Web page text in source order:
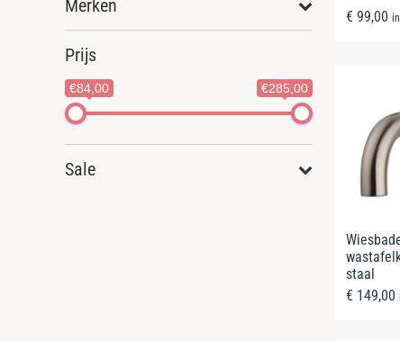
Merken
Prijs
€84,00 €285,00
Sale
€ 99,00
staal
€ 149,00